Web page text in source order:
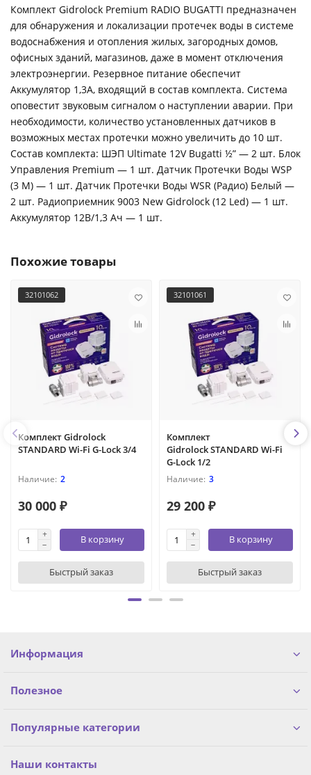
Комплект Gidrоlock Premium RADIO BUGATTI предназначен
для обнаружения и локализации протечек воды в системе
водоснабжения и отопления жилых, загородных домов,
офисных зданий, магазинов, даже в момент отключения
электроэнергии. Резервное питание обеспечит
Аккумулятор 1,3А, входящий в состав комплекта. Система
оповестит звуковым сигналом о наступлении аварии. При
необходимости, количество установленных датчиков в
возможных местах протечки можно увеличить до 10 шт.
Cостав комплекта: ШЭП Ultimate 12V Bugatti ½” — 2 шт. Блок
Управления Premium — 1 шт. Датчик Протечки Воды WSP
(3 М) — 1 шт. Датчик Протечки Воды WSR (Радио) Белый —
2 шт. Радиоприемник 9003 New Gidrolock (12 Led) — 1 шт.
Аккумулятор 12В/1,3 Ач — 1 шт.
Похожие товары
32101062
Комплект Gidrolock
STANDARD Wi-Fi G-Lock 3/4
2
30 000 ₽
В корзину
Быстрый заказ
32101061
Комплект
Gidrolock STANDARD Wi-Fi
G-Lock 1/2
3
29 200 ₽
В корзину
Быстрый заказ
Информация
Полезное
Популярные категории
Наши контакты